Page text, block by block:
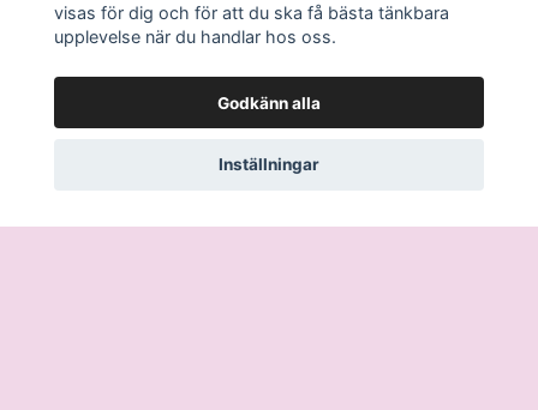
Köpvillkor
Ångra köp / Retur
visas för dig och för att du ska få bästa tänkbara
upplevelse när du handlar hos oss.
Godkänn alla
Inställningar